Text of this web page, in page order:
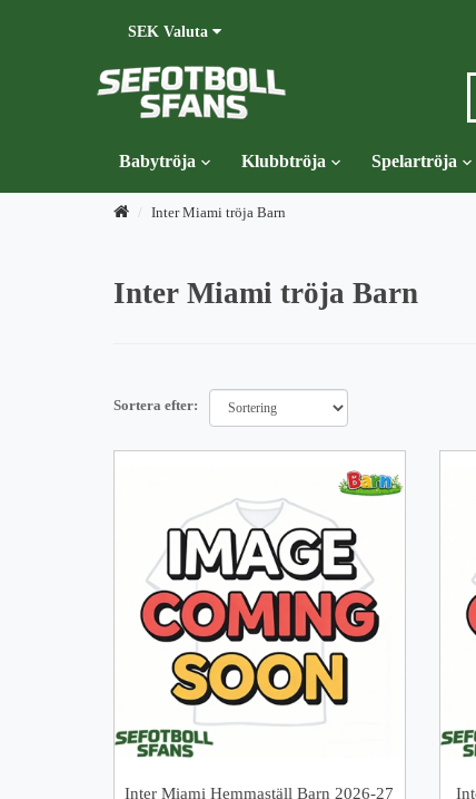
SEK Valuta
Babytröja Klubbtröja Spelartröja
Inter Miami tröja Barn
Inter Miami tröja Barn
Sortera efter:
Inter Miami Hemmaställ Barn 2026-27